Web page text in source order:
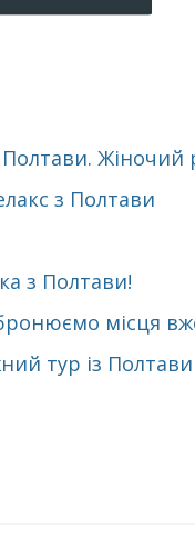
Полтави. Жіночий
з Полтави
з Полтави!
місця
тур із